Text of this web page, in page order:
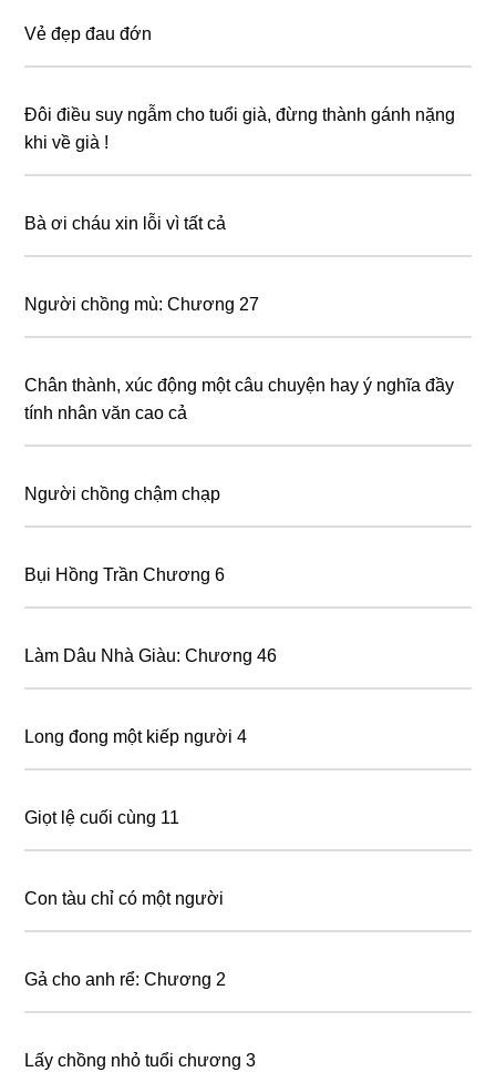
Vẻ đẹp đau đớn
Đôi điều suy ngẫm cho tuổi già, đừng thành gánh nặng
khi về già !
Bà ơi cháu xin lỗi vì tất cả
Người chồng mù: Chương 27
Chân thành, xúc động một câu chuyện hay ý nghĩa đầy
tính nhân văn cao cả
Người chồng chậm chạp
Bụi Hồng Trần Chương 6
Làm Dâu Nhà Giàu: Chương 46
Long đong một kiếp người 4
Giọt lệ cuối cùng 11
Con tàu chỉ có một người
Gả cho anh rể: Chương 2
Lấy chồng nhỏ tuổi chương 3